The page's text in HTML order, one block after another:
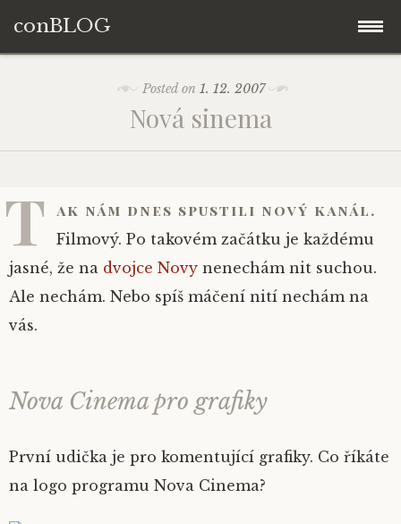
conBLOG
Posted on 1. 12. 2007
Nová sinema
T ak nám dnes spustili nový kanál.
Filmový. Po takovém začátku je každému
jasné, že na dvojce Novy nenechám nit suchou.
Ale nechám. Nebo spíš máčení nití nechám na
vás.
Nova Cinema pro grafiky
První udička je pro komentující grafiky. Co říkáte
na logo programu Nova Cinema?